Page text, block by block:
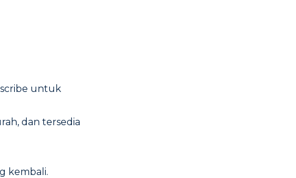
untuk
dan tersedia
kembali.